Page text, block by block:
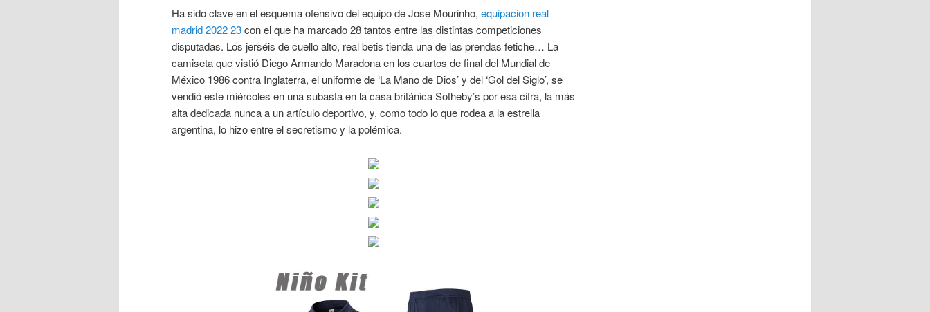
Ha sido clave en el esquema ofensivo del equipo de Jose Mourinho, equipacion real
madrid 2022 23con el que ha marcado 28 tantos entre las distintas competiciones
disputadas. Los jerséis de cuello alto, real betis tienda una de las prendas fetiche… La
camiseta que vistió Diego Armando Maradona en los cuartos de final del Mundial de
México 1986 contra Inglaterra, el uniforme de ‘La Mano de Dios’ y del ‘Gol del Siglo’, se
vendió este miércoles en una subasta en la casa británica Sotheby’s por esa cifra, la más
alta dedicada nunca a un artículo deportivo, y, como todo lo que rodea a la estrella
argentina, lo hizo entre el secretismo y la polémica.